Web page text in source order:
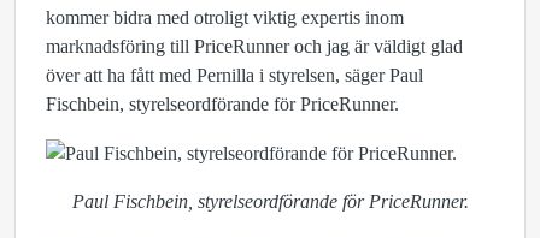
kommer bidra med otroligt viktig expertis inom
marknadsföring till PriceRunner och jag är väldigt glad
över att ha fått med Pernilla i styrelsen, säger Paul
Fischbein, styrelseordförande för PriceRunner.
Paul Fischbein, styrelseordförande för PriceRunner.